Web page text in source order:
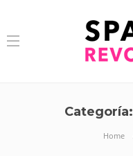
Categoría:
Home